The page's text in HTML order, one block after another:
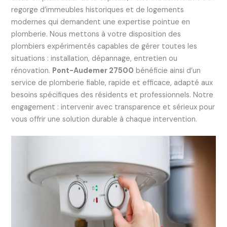
regorge d’immeubles historiques et de logements
modernes qui demandent une expertise pointue en
plomberie. Nous mettons à votre disposition des
plombiers expérimentés capables de gérer toutes les
situations : installation, dépannage, entretien ou
rénovation. Pont-Audemer 27500 bénéficie ainsi d’un
service de plomberie fiable, rapide et efficace, adapté aux
besoins spécifiques des résidents et professionnels. Notre
engagement : intervenir avec transparence et sérieux pour
vous offrir une solution durable à chaque intervention.